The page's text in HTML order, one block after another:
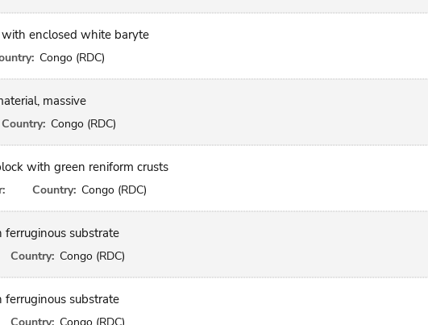
enclosed white baryte
Congo (RDC)
massive
Country: Congo (RDC)
with green reniform crusts
Country: Congo (RDC)
ferruginous substrate
Country: Congo (RDC)
ferruginous substrate